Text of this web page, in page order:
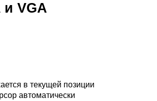
VGA
в текущей позиции
автоматически